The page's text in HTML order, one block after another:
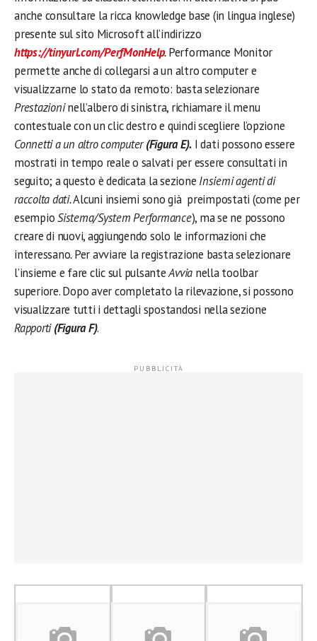
anche consultare la ricca knowledge base (in lingua inglese)
presente sul sito Microsoft all’indirizzo
https://tinyurl.com/PerfMonHelp.Performance Monitor
permette anche di collegarsi a un altro computer e
visualizzarne lo stato da remoto: basta selezionare
Prestazioninell’albero di sinistra, richiamare il menu
contestuale con un clic destro e quindi scegliere l’opzione
Connetti a un altro computer(Figura E). I dati possono essere
mostrati in tempo reale o salvati per essere consultati in
seguito; a questo è dedicata la sezione Insiemi agenti di
raccolta dati.Alcuni insiemi sono già preimpostati (come per
esempioSistema/System Performance), ma se ne possono
creare di nuovi, aggiungendo solo le informazioni che
interessano.Per avviare la registrazione basta selezionare
l’insieme e fare clic sul pulsanteAvvia nella toolbar
superiore. Dopo aver completato la rilevazione, si possono
visualizzare tutti i dettagli spostandosi nella sezione
Rapporti(Figura F).